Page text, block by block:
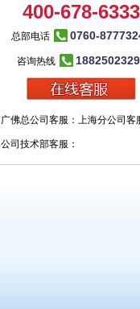
400-678-6333
总部电话 0760-
咨询热线
广佛总公司客服： 上海分公司客
公司技术部客服：